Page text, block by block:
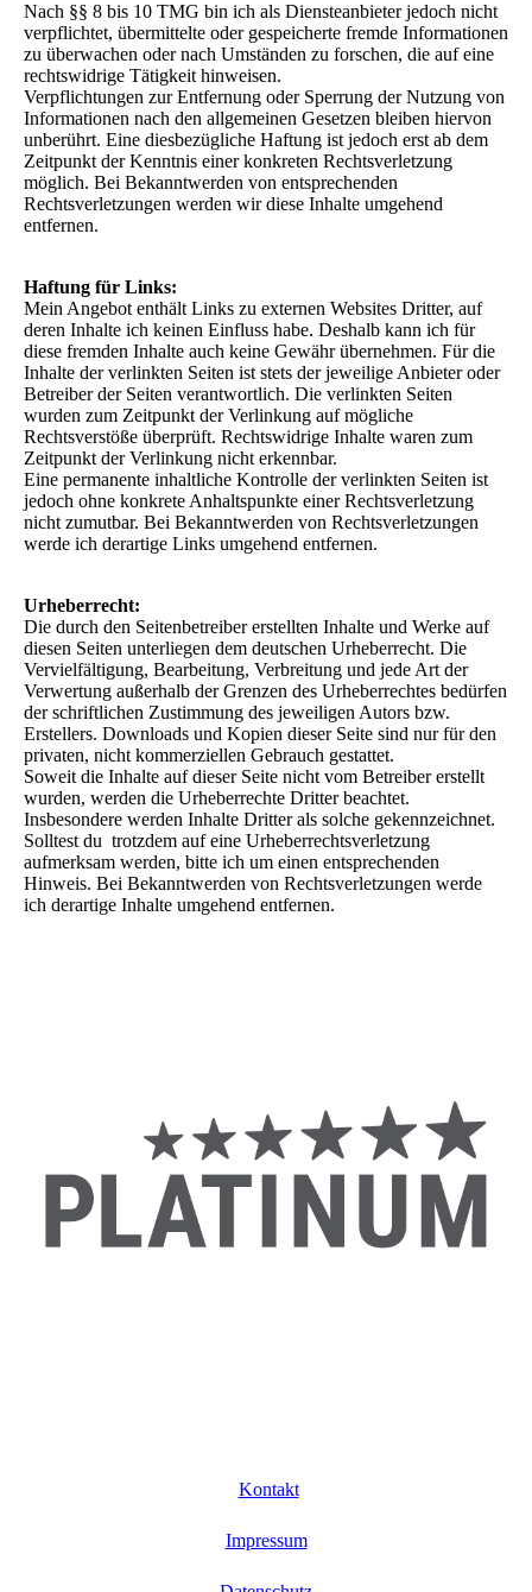
Nach §§ 8 bis 10 TMG bin ich als Diensteanbieter jedoch nicht
verpflichtet, übermittelte oder gespeicherte fremde Informationen
zu überwachen oder nach Umständen zu forschen, die auf eine
rechtswidrige Tätigkeit hinweisen.
Verpflichtungen zur Entfernung oder Sperrung der Nutzung von
Informationen nach den allgemeinen Gesetzen bleiben hiervon
unberührt. Eine diesbezügliche Haftung ist jedoch erst ab dem
Zeitpunkt der Kenntnis einer konkreten Rechtsverletzung
möglich. Bei Bekanntwerden von entsprechenden
Rechtsverletzungen werden wir diese Inhalte umgehend
entfernen.
Haftung für Links:
Mein Angebot enthält Links zu externen Websites Dritter, auf
deren Inhalte ich keinen Einfluss habe. Deshalb kann ich für
diese fremden Inhalte auch keine Gewähr übernehmen. Für die
Inhalte der verlinkten Seiten ist stets der jeweilige Anbieter oder
Betreiber der Seiten verantwortlich. Die verlinkten Seiten
wurden zum Zeitpunkt der Verlinkung auf mögliche
Rechtsverstöße überprüft. Rechtswidrige Inhalte waren zum
Zeitpunkt der Verlinkung nicht erkennbar.
Eine permanente inhaltliche Kontrolle der verlinkten Seiten ist
jedoch ohne konkrete Anhaltspunkte einer Rechtsverletzung
nicht zumutbar. Bei Bekanntwerden von Rechtsverletzungen
werde ich derartige Links umgehend entfernen.
Urheberrecht:
Die durch den Seitenbetreiber erstellten Inhalte und Werke auf
diesen Seiten unterliegen dem deutschen Urheberrecht. Die
Vervielfältigung, Bearbeitung, Verbreitung und jede Art der
Verwertung außerhalb der Grenzen des Urheberrechtes bedürfen
der schriftlichen Zustimmung des jeweiligen Autors bzw.
Erstellers. Downloads und Kopien dieser Seite sind nur für den
privaten, nicht kommerziellen Gebrauch gestattet.
Soweit die Inhalte auf dieser Seite nicht vom Betreiber erstellt
wurden, werden die Urheberrechte Dritter beachtet.
Insbesondere werden Inhalte Dritter als solche gekennzeichnet.
Solltest du trotzdem auf eine Urheberrechtsverletzung
aufmerksam werden, bitte ich um einen entsprechenden
Hinweis. Bei Bekanntwerden von Rechtsverletzungen werde
ich derartige Inhalte umgehend entfernen.
Kontakt
Impressum